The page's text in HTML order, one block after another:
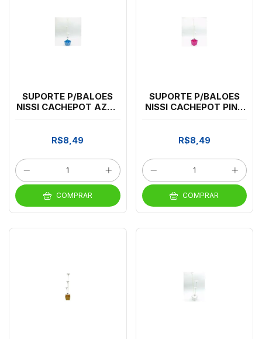
SUPORTE P/BALOES
NISSI CACHEPOT AZUL
R$8,49
COMPRAR
SUPORTE P/BALOES
NISSI CACHEPOT PINK
R$8,49
COMPRAR